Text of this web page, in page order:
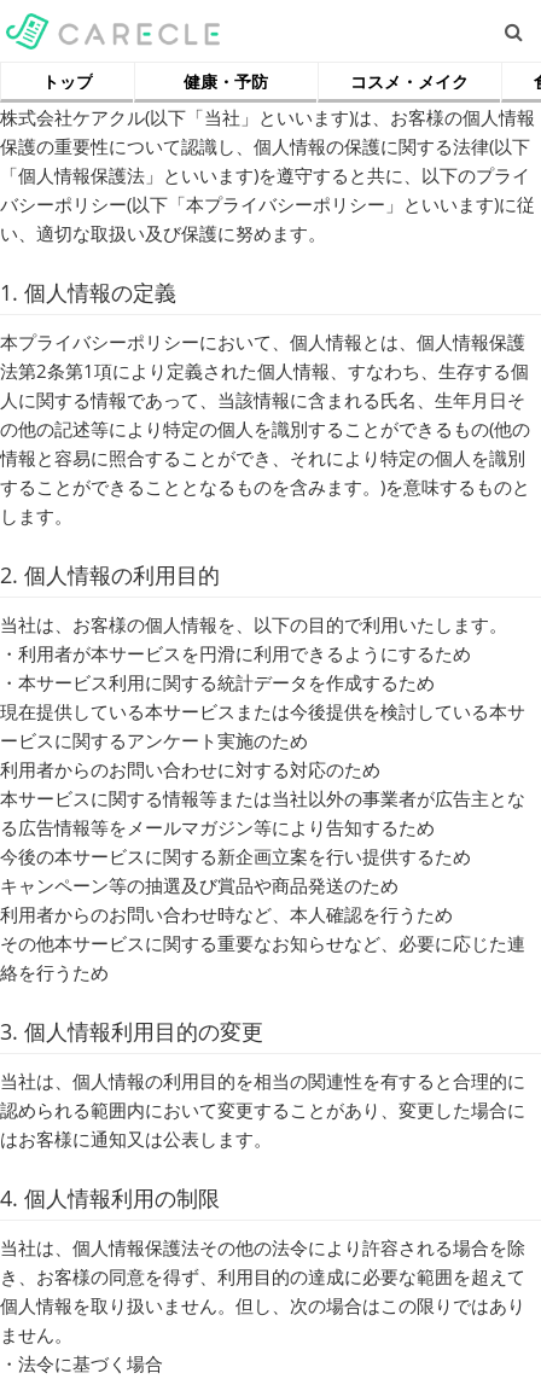
トップ 健康・予防 コスメ・メイク
株式会社ケアクル(以下「当社」といいます)は、お客様の個人情報
保護の重要性について認識し、個人情報の保護に関する法律(以下
「個人情報保護法」といいます)を遵守すると共に、以下のプライ
バシーポリシー(以下「本プライバシーポリシー」といいます)に従
い、適切な取扱い及び保護に努めます。
1. 個人情報の定義
本プライバシーポリシーにおいて、個人情報とは、個人情報保護
法第2条第1項により定義された個人情報、すなわち、生存する個
人に関する情報であって、当該情報に含まれる氏名、生年月日そ
の他の記述等により特定の個人を識別することができるもの(他の
情報と容易に照合することができ、それにより特定の個人を識別
することができることとなるものを含みます。)を意味するものと
します。
2. 個人情報の利用目的
当社は、お客様の個人情報を、以下の目的で利用いたします。
・利用者が本サービスを円滑に利用できるようにするため
・本サービス利用に関する統計データを作成するため
現在提供している本サービスまたは今後提供を検討している本サ
ービスに関するアンケート実施のため
利用者からのお問い合わせに対する対応のため
本サービスに関する情報等または当社以外の事業者が広告主とな
る広告情報等をメールマガジン等により告知するため
今後の本サービスに関する新企画立案を行い提供するため
キャンペーン等の抽選及び賞品や商品発送のため
利用者からのお問い合わせ時など、本人確認を行うため
その他本サービスに関する重要なお知らせなど、必要に応じた連
絡を行うため
3. 個人情報利用目的の変更
当社は、個人情報の利用目的を相当の関連性を有すると合理的に
認められる範囲内において変更することがあり、変更した場合に
はお客様に通知又は公表します。
4. 個人情報利用の制限
当社は、個人情報保護法その他の法令により許容される場合を除
き、お客様の同意を得ず、利用目的の達成に必要な範囲を超えて
個人情報を取り扱いません。但し、次の場合はこの限りではあり
ません。
・法令に基づく場合